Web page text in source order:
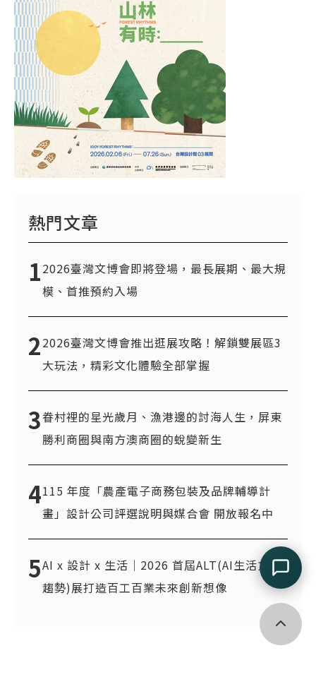
熱門文章
12026臺灣文博會即將登場，最長展期、最大規
模、首推預約入場
22026臺灣文博會推出逛展攻略！解鎖雙展區3
大玩法，精彩文化體驗全部掌握
3眷村裡的星光歲月、漁港邊的討海人生，屏東
勝利商圈與南方澳商圈的蛻變新生
4115 年度「農產電子商務包裝及品牌輔導計
畫」設計公司評選說明與媒合會 開放報名中
5AI x 設計 x 生活｜2026 首屆ALT(AI生活方式
趨勢)展打造百工百業未來創新想像
回到頂端